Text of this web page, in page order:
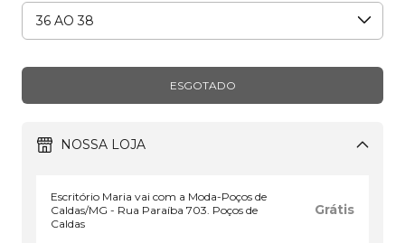
NOSSA LOJA
Escritório Maria vai com a Moda-Poços de
Caldas/MG - Rua Paraíba 703. Poços de
Caldas
Grátis